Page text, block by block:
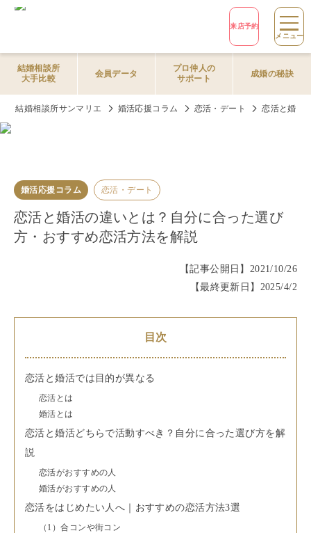
来店予約
メニュー
結婚相談所
大手比較
会員データ
プロ仲人の
サポート
成婚の秘訣
結婚相談所サンマリエ 婚活応援コラム 恋活・デート 恋活と婚活
婚活応援コラム 恋活・デート
恋活と婚活の違いとは？自分に合った選び
方・おすすめ恋活方法を解説
【記事公開日】 2021/10/26
【最終更新日】 2025/4/2
目次
恋活と婚活では目的が異なる
恋活とは
婚活とは
恋活と婚活どちらで活動すべき？自分に合った選び方を解
説
恋活がおすすめの人
婚活がおすすめの人
恋活をはじめたい人へ｜おすすめの恋活方法3選
（1）合コンや街コン